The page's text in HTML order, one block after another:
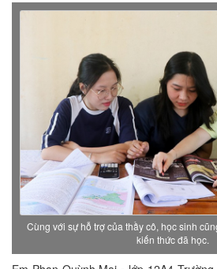
Cùng với sự hỗ trợ của thầy cô, học sinh
kiến thức đã học.